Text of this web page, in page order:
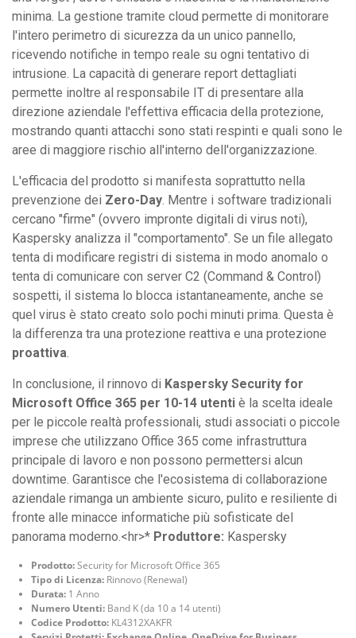
minima. La gestione tramite cloud permette di monitorare
l'intero perimetro di sicurezza da un unico pannello,
ricevendo notifiche in tempo reale su ogni tentativo di
intrusione. La capacità di generare report dettagliati
permette inoltre al responsabile IT di presentare alla
direzione aziendale l'effettiva efficacia della protezione,
mostrando quanti attacchi sono stati respinti e quali sono le
aree di maggiore rischio all'interno dell'organizzazione.
L'efficacia del prodotto si manifesta soprattutto nella
prevenzione dei Zero-Day. Mentre i software tradizionali
cercano "firme" (ovvero impronte digitali di virus noti),
Kaspersky analizza il "comportamento". Se un file allegato
tenta di modificare registri di sistema in modo anomalo o
tenta di comunicare con server C2 (Command & Control)
sospetti, il sistema lo blocca istantaneamente, anche se
quel virus è stato creato solo pochi minuti prima. Questa è
la differenza tra una protezione reattiva e una protezione
proattiva.
In conclusione, il rinnovo di Kaspersky Security for
Microsoft Office 365 per 10-14 utenti è la scelta ideale
per le piccole realtà professionali, studi associati o piccole
imprese che utilizzano Office 365 come infrastruttura
principale di lavoro e non possono permettersi alcun
downtime. Garantisce che l'ecosistema di collaborazione
aziendale rimanga un ambiente sicuro, pulito e resiliente di
fronte alle minacce informatiche più sofisticate del
panorama moderno.<hr>* Produttore: Kaspersky
Prodotto:Security for Microsoft Office 365
Tipo di Licenza: Rinnovo (Renewal)
Durata: 1 Anno
Numero Utenti: Band K (da 10 a 14 utenti)
Codice Prodotto: KL4312XAKFR